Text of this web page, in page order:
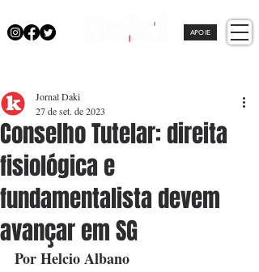
APOIE
Conselho Tutelar: direita
fisiológica e
fundamentalista devem
avançar em SG
Jornal Daki
27 de set. de 2023
Por Helcio Albano